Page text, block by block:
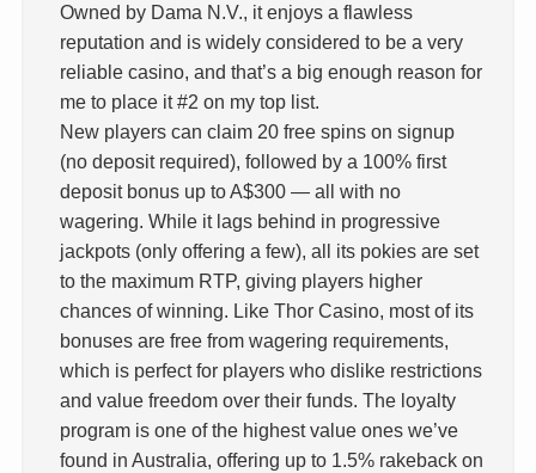
Owned by Dama N.V., it enjoys a flawless
reputation and is widely considered to be a very
reliable casino, and that’s a big enough reason for
me to place it #2 on my top list.
New players can claim 20 free spins on signup
(no deposit required), followed by a 100% first
deposit bonus up to A$300 — all with no
wagering. While it lags behind in progressive
jackpots (only offering a few), all its pokies are set
to the maximum RTP, giving players higher
chances of winning. Like Thor Casino, most of its
bonuses are free from wagering requirements,
which is perfect for players who dislike restrictions
and value freedom over their funds. The loyalty
program is one of the highest value ones we’ve
found in Australia, offering up to 1.5% rakeback on